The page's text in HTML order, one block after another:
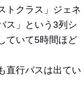
トクラス」ジェネ
ス」という3列シ
ていて5時間ほど
直行バスは出てい